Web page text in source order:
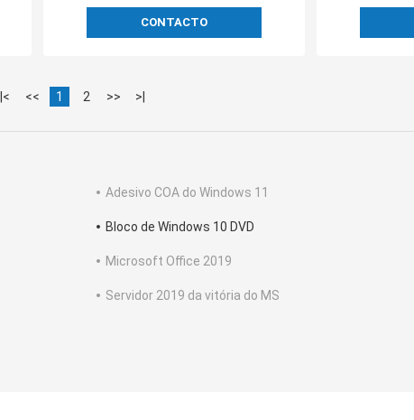
CONTACTO
|< << 1 2 >> >|
Adesivo COA do Windows 11
Bloco de Windows 10 DVD
Microsoft Office 2019
Servidor 2019 da vitória do MS